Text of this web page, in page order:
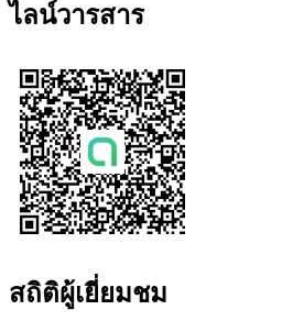
ไลน์วารสาร
สถิติผู้เยี่ยมชม